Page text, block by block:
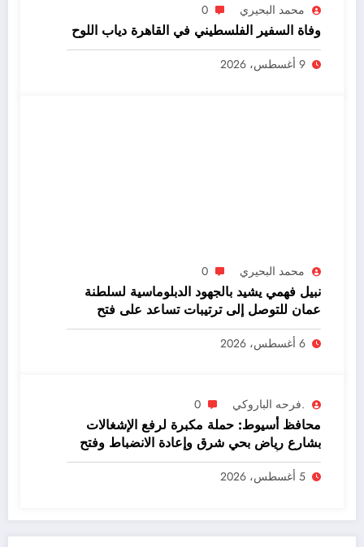
محمد البحيري 0
وفاة السفير الفلسطيني في القاهرة دياب اللوح
9 أغسطس، 2026
محمد البحيري 0
نبيل فهمي يشيد بالجهود الدبلوماسية لسلطنة
عمان للتوصل إلى ترتيبات تساعد على فتح
مضيق هُرمز
6 أغسطس، 2026
.فرحه الباروكي 0
محافظ أسيوط: حملة مكبرة لرفع الإشغالات
بشارع رياض بحي شرق وإعادة الانضباط وفتح
الطريق أمام المواطنين
5 أغسطس، 2026